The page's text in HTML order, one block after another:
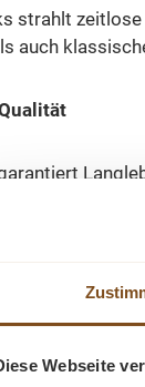
Webseite
strahlt
auch
Stil von
219 cm,